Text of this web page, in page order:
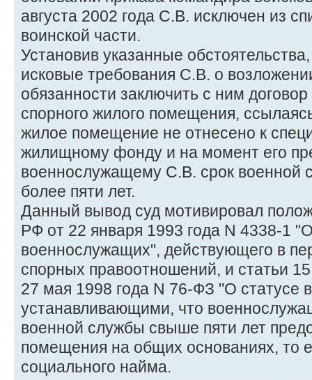
августа 2002 года С.В. исключен из
воинской части.
Установив указанные
исковые требования С.В. о
обязанности заключить с ним
спорного жилого помещения,
жилое помещение не отнесено к
жилищному фонду и на момент его
военнослужащему С.В. срок военной
более пяти лет.
Данный вывод суд мотивировал
РФ от 22 января 1993 года N 4338-1
военнослужащих", действующего в
спорных правоотношений, и статьи
27 мая 1998 года N 76-ФЗ "О статусе
устанавливающими, что
военной службы свыше пяти лет
помещения на общих основаниях, то
социального найма.